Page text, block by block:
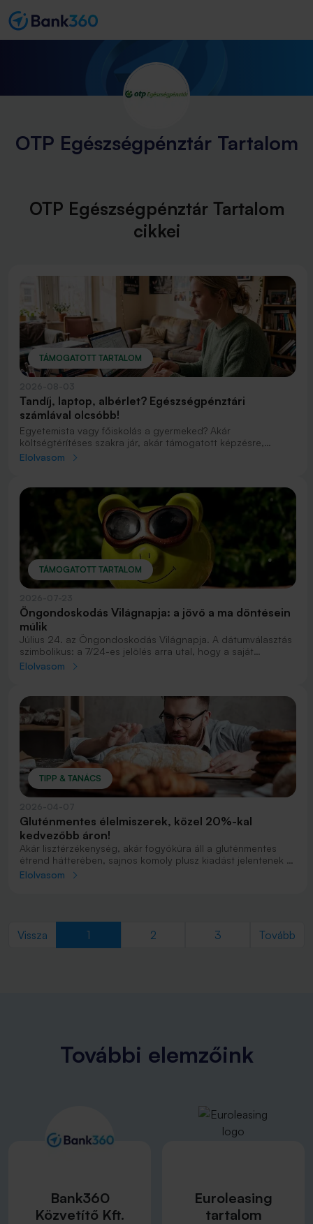
OTP Egészségpénztár Tartalom
OTP Egészségpénztár Tartalom
cikkei
TÁMOGATOTT TARTALOM
Tandíj, laptop, albérlet? Egészségpénztári
számlával olcsóbb!
Egyetemista vagy főiskolás a gyermeked? Akár
költségtérítéses szakra jár, akár támogatott képzésre,
bizony jelentős kiadásokat tartogatnak a felsőoktatás évei.
segítséget jelenthet a családi kasszádnak.
Elolvasom
TÁMOGATOTT TARTALOM
Öngondoskodás Világnapja: a jövő a ma döntésein
múlik
Július 24. az Öngondoskodás Világnapja. A dátumválasztás
szimbolikus: a 7/24-es jelölés arra utal, hogy a saját
jóllétünkre és jövőnkre a hét minden napján, a nap 24
Elolvasom
TIPP & TANÁCS
Gluténmentes élelmiszerek, közel 20%-kal
kedvezőbb áron!
Akár lisztérzékenység, akár fogyókúra áll a gluténmentes
étrend hátterében, sajnos komoly plusz kiadást jelentenek a
mindennapokban ezek a speciális élelmiszerek. Szerencsére
Elolvasom
Vissza Previous1(current) 2 3 Tovább
További elemzőink
Bank360
Közvetítő Kft.
Euroleasing
tartalom